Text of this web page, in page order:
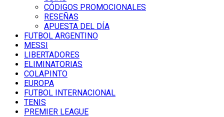
CÓDIGOS PROMOCIONALES
RESEÑAS
APUESTA DEL DÍA
FUTBOL ARGENTINO
MESSI
LIBERTADORES
ELIMINATORIAS
COLAPINTO
EUROPA
FUTBOL INTERNACIONAL
TENIS
PREMIER LEAGUE